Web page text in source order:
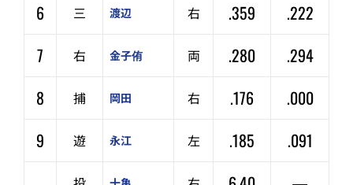
6
三 渡辺 右 .359
.222
7
右 金子侑 両 .280
.294
8
捕 岡田 右 .176
.000
9
遊 永江 左 .185
.091